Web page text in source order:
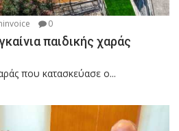
0
παιδικής χαράς
που κατασκεύασε ο...